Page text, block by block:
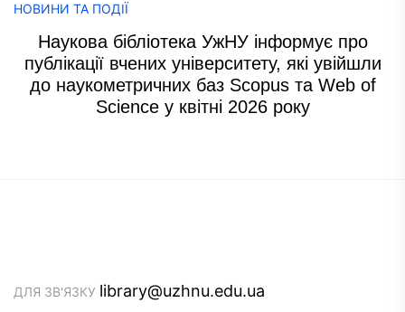
НОВИНИ ТА ПОДІЇ
Наукова бібліотека УжНУ інформує про
публікації вчених університету, які увійшли
до наукометричних баз Scopus та Web of
Science у квітні 2026 року
ДЛЯ ЗВ'ЯЗКУ library@uzhnu.edu.ua